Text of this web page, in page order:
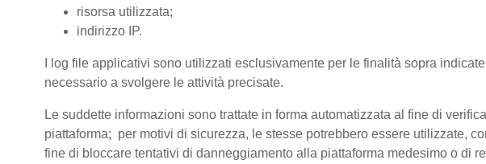
risorsa utilizzata;
indirizzo IP.
I log file applicativi sono utilizzati esclusivamente per le finalità sopra
necessario a svolgere le attività precisate.
Le suddette informazioni sono trattate in forma automatizzata al fine di
piattaforma; per motivi di sicurezza, le stesse potrebbero essere utilizzate,
fine di bloccare tentativi di danneggiamento alla piattaforma medesimo o di